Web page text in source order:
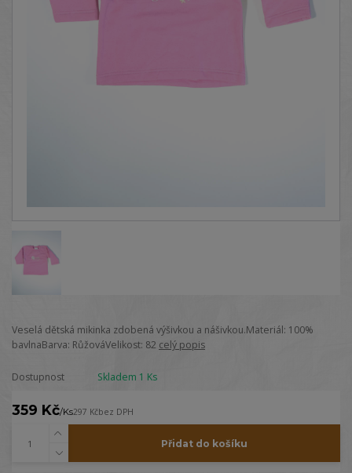
Veselá dětská mikinka zdobená výšivkou a nášivkou.Materiál: 100%
bavlnaBarva: RůžováVelikost: 82 celý popis
Dostupnost Skladem 1 Ks
359 Kč/Ks297 Kčbez DPH
Přidat do košíku